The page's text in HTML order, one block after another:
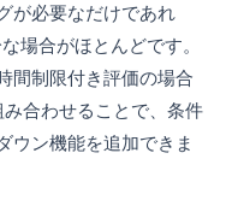
が必要なだけであれ
場合がほとんどです。
間制限付き評価の場合
み合わせることで、条件
ウン機能を追加できま